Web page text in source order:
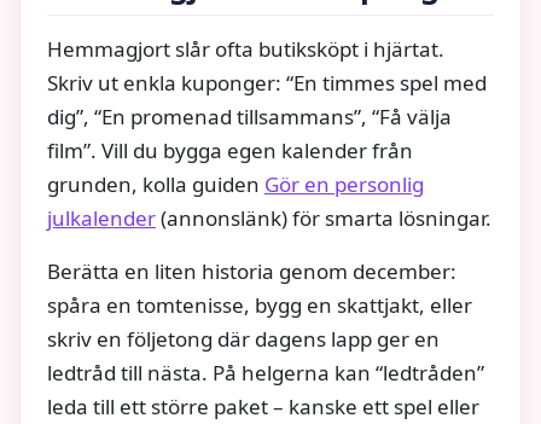
Hemmagjort slår ofta butiksköpt i hjärtat.
Skriv ut enkla kuponger: “En timmes spel med
dig”, “En promenad tillsammans”, “Få välja
film”. Vill du bygga egen kalender från
grunden, kolla guiden Gör en personlig
julkalender(annonslänk) för smarta lösningar.
Berätta en liten historia genom december:
spåra en tomtenisse, bygg en skattjakt, eller
skriv en följetong där dagens lapp ger en
ledtråd till nästa. På helgerna kan “ledtråden”
leda till ett större paket – kanske ett spel eller